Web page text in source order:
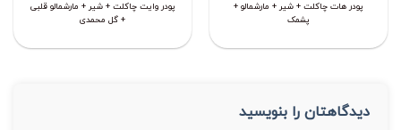
پودر هات چاکلت + شیر + مارشمالو +
پشمک
پودر وایت چاکلت + شیر + مارشمالو قلبی
+ گل محمدی
دیدگاهتان را بنویسید